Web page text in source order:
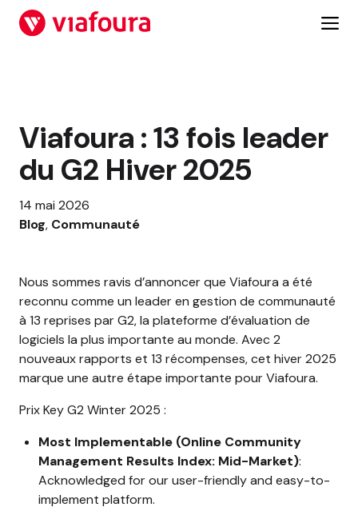
Aller
Viafoura : 13 fois leader
du G2 Hiver 2025
14 mai 2026
Blog, Communauté
Nous sommes ravis d’annoncer que Viafoura a été
reconnu comme un leader en gestion de communauté
à 13 reprises par G2, la plateforme d’évaluation de
logiciels la plus importante au monde. Avec 2
nouveaux rapports et 13 récompenses, cet hiver 2025
marque une autre étape importante pour Viafoura.
Prix Key G2 Winter 2025 :
Most Implementable (Online Community
Management Results Index: Mid-Market):
Acknowledged for our user-friendly and easy-to-
implement platform.